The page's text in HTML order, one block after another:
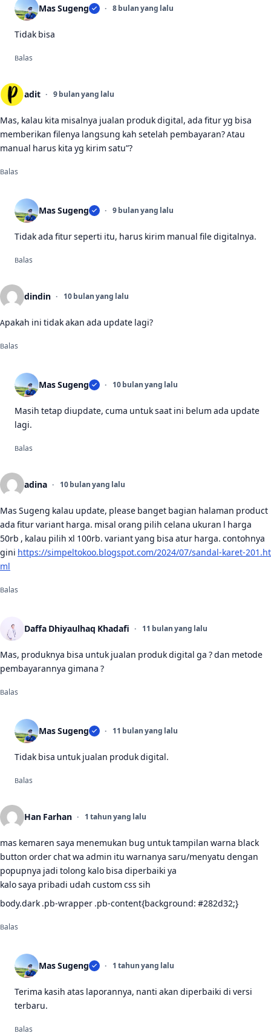
Mas Sugeng 8 bulan yang lalu
Tidak bisa
Balas
adit 9 bulan yang lalu
Mas, kalau kita misalnya jualan produk digital, ada fitur yg bisa
memberikan filenya langsung kah setelah pembayaran? Atau
manual harus kita yg kirim satu”?
Balas
Mas Sugeng 9 bulan yang lalu
Tidak ada fitur seperti itu, harus kirim manual file digitalnya.
Balas
dindin 10 bulan yang lalu
Apakah ini tidak akan ada update lagi?
Balas
Mas Sugeng 10 bulan yang lalu
Masih tetap diupdate, cuma untuk saat ini belum ada update
lagi.
Balas
adina 10 bulan yang lalu
Mas Sugeng kalau update, please banget bagian halaman product
ada fitur variant harga. misal orang pilih celana ukuran l harga
50rb , kalau pilih xl 100rb. variant yang bisa atur harga. contohnya
gini https://simpeltokoo.blogspot.com/2024/07/sandal-karet-201.ht
ml
Balas
Daffa Dhiyaulhaq Khadafi 11 bulan yang lalu
Mas, produknya bisa untuk jualan produk digital ga ? dan metode
pembayarannya gimana ?
Balas
Mas Sugeng 11 bulan yang lalu
Tidak bisa untuk jualan produk digital.
Balas
Han Farhan 1 tahun yang lalu
mas kemaren saya menemukan bug untuk tampilan warna black
button order chat wa admin itu warnanya saru/menyatu dengan
popupnya jadi tolong kalo bisa diperbaiki ya
kalo saya pribadi udah custom css sih
body.dark .pb-wrapper .pb-content{background: #282d32;}
Balas
Mas Sugeng 1 tahun yang lalu
Terima kasih atas laporannya, nanti akan diperbaiki di versi
terbaru.
Balas